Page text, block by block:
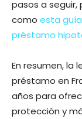
pasos a seguir,
como esta
préstamo
En resumen, la
préstamo en
años para
protección y